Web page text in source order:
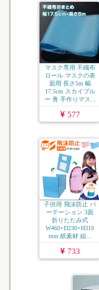
マスク専用 不織布
ロール マスクの表
面用 長さ5m 幅
17.5cm スカイブル
ー 青 手作りマス...
577
子供用 飛沫防止 パ
ーテーション 3面
折りたたみ式
W460×D230×H310
mm 紙素材 組...
733